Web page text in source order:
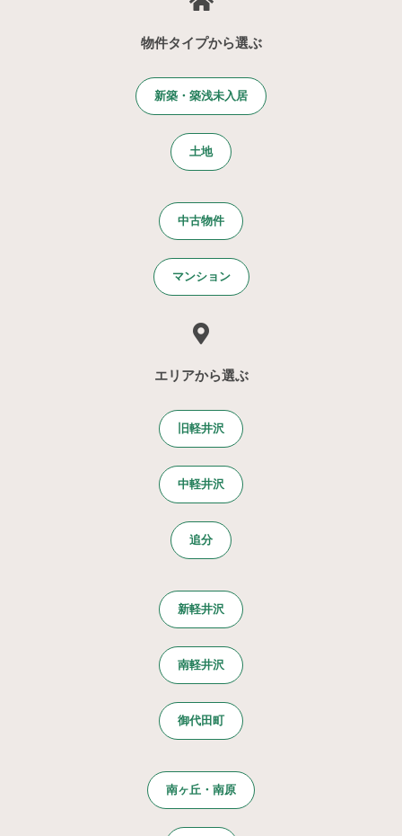
物件タイプから選ぶ
新築・築浅未入居
土地
中古物件
マンション
エリアから選ぶ
旧軽井沢
中軽井沢
追分
新軽井沢
南軽井沢
御代田町
南ヶ丘・南原